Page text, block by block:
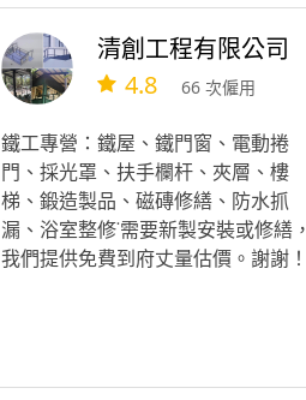
清創工程有限公司
4.8 66 次僱用
鐵工專營：鐵屋、鐵門窗、電動捲
門、採光罩、扶手欄杆、夾層、樓
梯、鍛造製品、磁磚修繕、防水抓
漏、浴室整修˙需要新製安裝或修繕，
我們提供免費到府丈量估價。謝謝！